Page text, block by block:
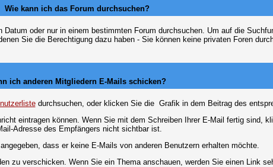
Wie kann ich das Forum durchsuchen?
oder nur in einem bestimmten Forum durchsuchen. Um auf die
Sie die Berechtigung dazu haben - Sie können keine privaten Foren
ich anderen Mitgliedern E-Mails schicken?
durchsuchen, oder klicken Sie die Grafik in dem Beitrag des
eintragen können. Wenn Sie mit dem Schreiben Ihrer E-Mail fertig sind,
Adresse des Empfängers nicht sichtbar ist.
dass er keine E-Mails von anderen Benutzern erhalten möchte.
zu verschicken. Wenn Sie ein Thema anschauen, werden Sie einen Link